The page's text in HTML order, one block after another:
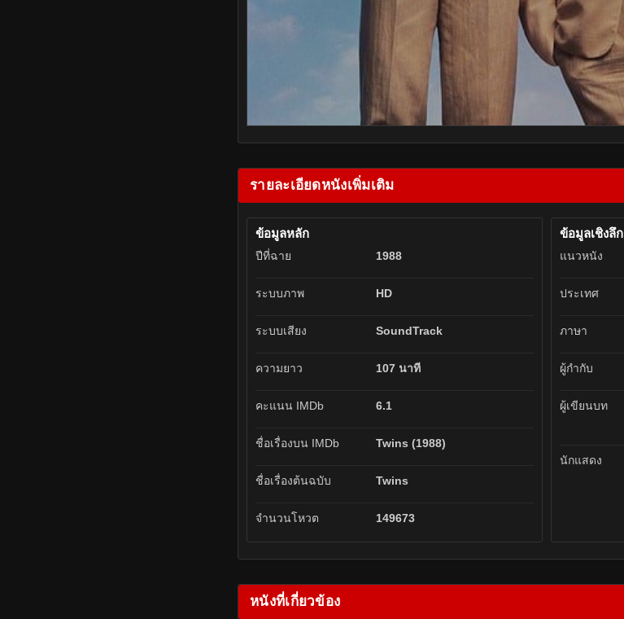
รายละเอียดหนังเพิ่มเติม
ข้อมูลหลัก
ปีที่ฉาย 1988
ระบบภาพ HD
ระบบเสียง SoundTrack
ความยาว 107 นาที
คะแนน IMDb 6.1
ชื่อเรื่องบน IMDb Twins (1988)
ชื่อเรื่องต้นฉบับ Twins
จำนวนโหวต 149673
ข้อมูลเชิงลึก
แนวหนัง
ประเทศ
ภาษา
ผู้กำกับ
ผู้เขียนบท
นักแสดง
หนังที่เกี่ยวข้อง